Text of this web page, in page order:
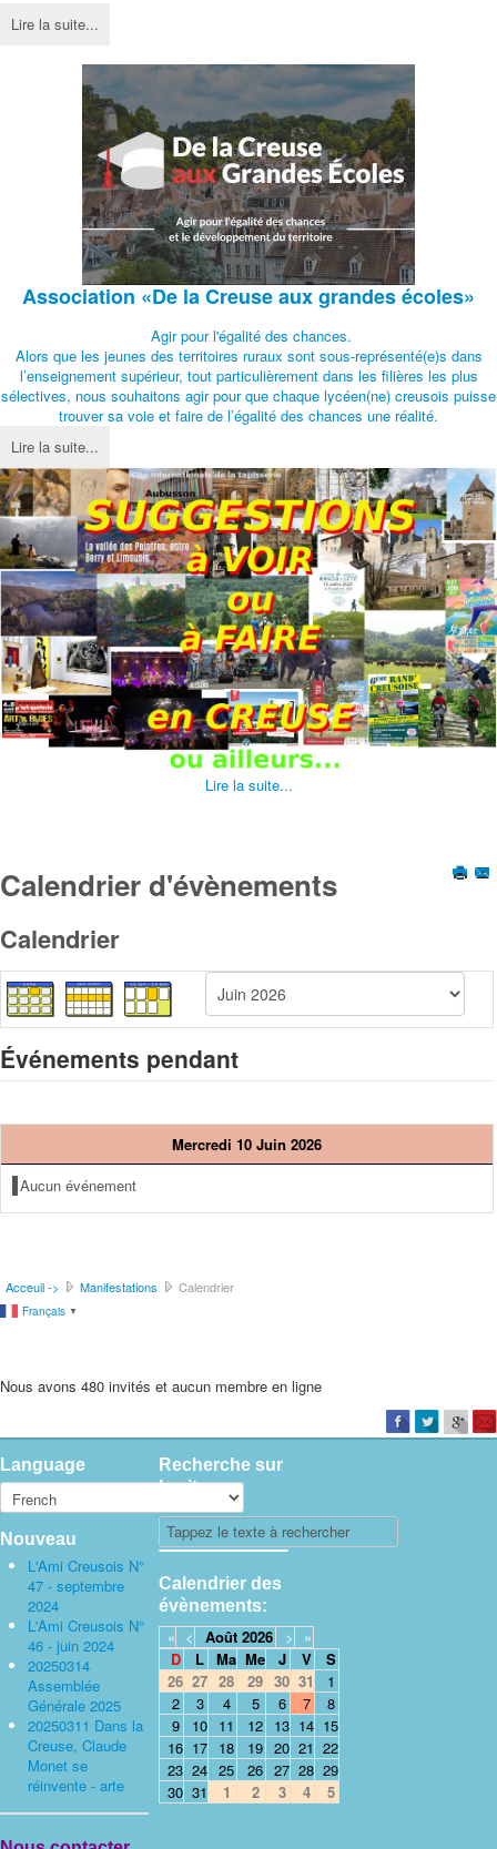
Lire la suite...
Association «De la Creuse aux grandes écoles»
Agir pour l'égalité des chances.
Alors que les jeunes des territoires ruraux sont sous-représenté(e)s dans
l’enseignement supérieur, tout particulièrement dans les filières les plus
sélectives, nous souhaitons agir pour que chaque lycéen(ne) creusois puisse
trouver sa voie et faire de l’égalité des chances une réalité.
Lire la suite...
Lire la suite...
Calendrier d'évènements
Calendrier
Événements pendant
Mercredi 10 Juin 2026
Aucun événement
Acceuil -> Manifestations Calendrier
Français ▼
Nous avons 480 invités et aucun membre en ligne
Language
Nouveau
L'Ami Creusois N°
47 - septembre
2024
L'Ami Creusois N°
46 - juin 2024
20250314
Assemblée
Générale 2025
20250311 Dans la
Creuse, Claude
Monet se
réinvente - arte
Recherche sur
le site
Calendrier des
évènements:
« < Août 2026 >
»
D
L Ma Me J V
S
26 27 28 29 30 31
1
2
3 4 5 6 7
8
9
10 11 12 13 14 15
16 17 18 19 20 21 22
23 24 25 26 27 28 29
30 31 1 2 3 4 5